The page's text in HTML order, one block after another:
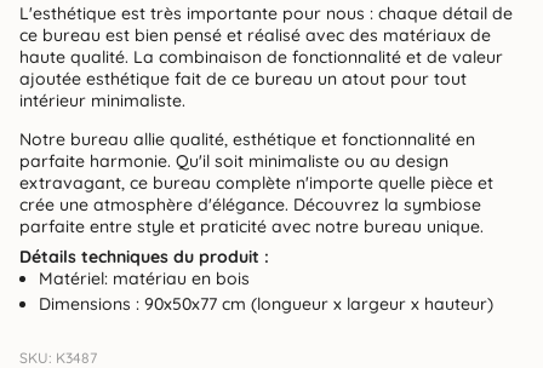
L'esthétique est très importante pour nous : chaque détail de
ce bureau est bien pensé et réalisé avec des matériaux de
haute qualité. La combinaison de fonctionnalité et de valeur
ajoutée esthétique fait de ce bureau un atout pour tout
intérieur minimaliste.
Notre bureau allie qualité, esthétique et fonctionnalité en
parfaite harmonie. Qu'il soit minimaliste ou au design
extravagant, ce bureau complète n'importe quelle pièce et
crée une atmosphère d'élégance. Découvrez la symbiose
parfaite entre style et praticité avec notre bureau unique.
Détails techniques du produit :
Matériel: matériau en bois
Dimensions : 90x50x77 cm (longueur x largeur x hauteur)
SKU: K3487